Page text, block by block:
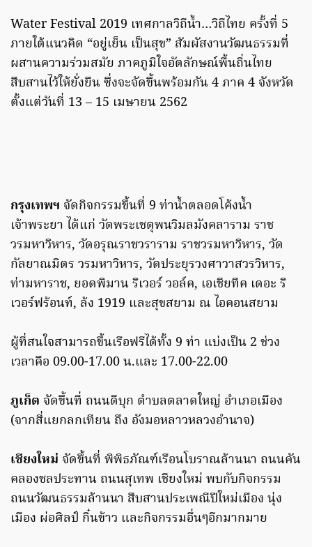
Water Festival 2019 เทศกาลวิถีน้ำ…วิถีไทย ครั้งที่ 5
ภายใต้แนวคิด “อยู่เย็น เป็นสุข” สัมผัสงานวัฒนธรรมที่
ผสานความร่วมสมัย ภาคภูมิใจอัตลักษณ์พื้นถิ่นไทย
สืบสานไว้ให้ยั่งยืน ซึ่งจะจัดขึ้นพร้อมกัน 4 ภาค 4 จังหวัด
ตั้งแต่วันที่ 13 – 15 เมษายน 2562
กรุงเทพฯ จัดกิจกรรมขึ้นที่ 9 ท่าน้ำตลอดโค้งน้ำ
เจ้าพระยา ได้แก่ วัดพระเชตุพนวิมลมังคลาราม ราช
วรมหาวิหาร, วัดอรุณราชวราราม ราชวรมหาวิหาร, วัด
กัลยาณมิตร วรมหาวิหาร, วัดประยุรวงศาวาสวรวิหาร,
ท่ามหาราช, ยอดพิมาน ริเวอร์ วอล์ค, เอเชียทีค เดอะ ริ
เวอร์ฟร้อนท์, ล้ง 1919 และสุขสยาม ณ ไอคอนสยาม
ผู้ที่สนใจสามารถขึ้นเรือฟรีได้ทั้ง 9 ท่า แบ่งเป็น 2 ช่วง
เวลาคือ 09.00-17.00 น.และ 17.00-22.00
ภูเก็ต จัดขึ้นที่ ถนนดีบุก ตำบลตลาดใหญ่ อำเภอเมือง
(จากสี่แยกลกเทียน ถึง อังมอหลาวหลวงอำนาจ)
เชียงใหม่ จัดขึ้นที่ พิพิธภัณฑ์เรือนโบราณล้านนา ถนนคัน
คลองชลประทาน ถนนสุเทพ เชียงใหม่ พบกับกิจกรรม
ถนนวัฒนธรรมล้านนา สืบสานประเพณีปีใหม่เมือง นุ่ง
เมือง ผ่อศิลป์ กิ๋นข้าว และกิจกรรมอื่นๆอีกมากมาย